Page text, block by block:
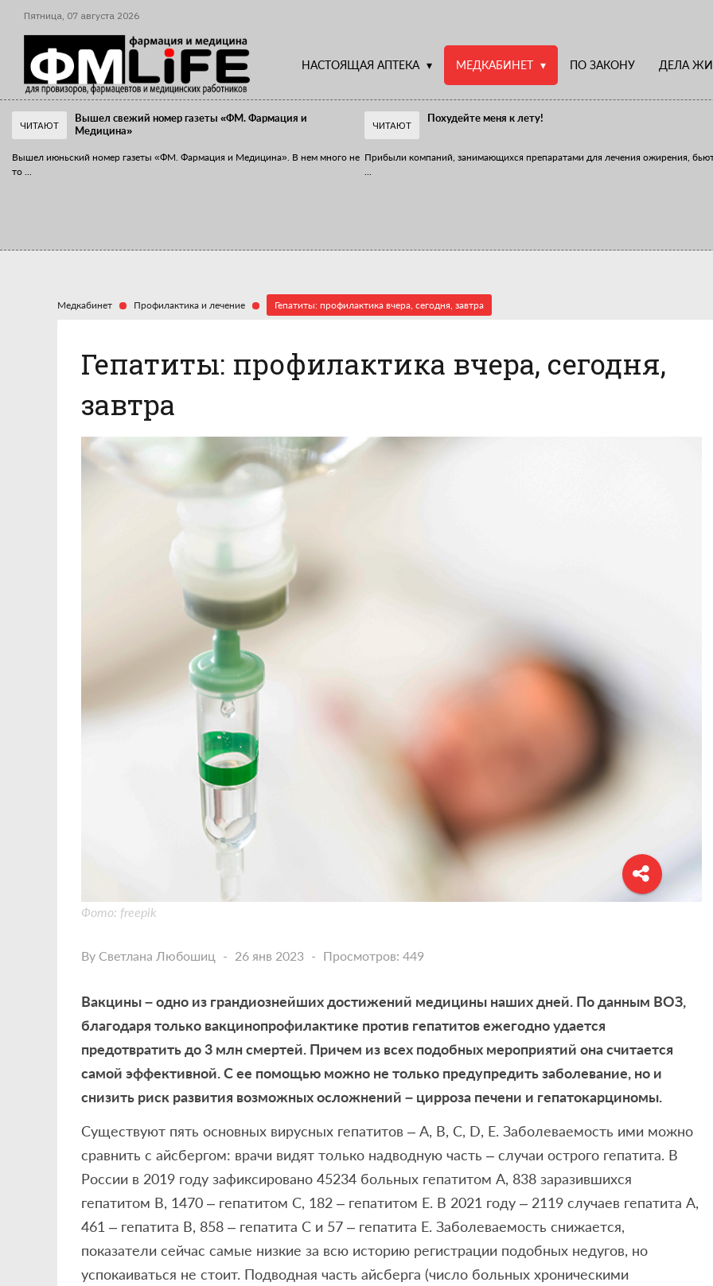
Пятница, 07 августа 2026
НАСТОЯЩАЯ АПТЕКА МЕДКАБИНЕТ ПО ЗАКОНУ ДЕЛА
ЧИТАЮТ
Вышел свежий номер газеты «ФМ. Фармация и
Медицина»
Вышел июньский номер газеты «ФМ. Фармация и Медицина». В нем много не
то
ЧИТАЮТ
Похудейте меня к лету!
Прибыли компаний, занимающихся препаратами для лечения ожирения,
Медкабинет Профилактика и лечение Гепатиты: профилактика вчера, сегодня, завтра
Гепатиты: профилактика вчера, сегодня,
завтра
Фото: freepik
By Светлана Любошиц 26 янв 2023 Просмотров: 449
Вакцины – одно из грандиознейших достижений медицины наших дней. По данным ВОЗ,
благодаря только вакцинопрофилактике против гепатитов ежегодно удается
предотвратить до 3 млн смертей. Причем из всех подобных мероприятий она считается
самой эффективной. С ее помощью можно не только предупредить заболевание, но и
снизить риск развития возможных осложнений – цирроза печени и гепатокарциномы.
Существуют пять основных вирусных гепатитов – А, В, С, D, E. Заболеваемость ими можно
сравнить с айсбергом: врачи видят только надводную часть – случаи острого гепатита. В
России в 2019 году зафиксировано 45234 больных гепатитом А, 838 заразившихся
гепатитом В, 1470 – гепатитом С, 182 – гепатитом Е. В 2021 году – 2119 случаев гепатита А,
461 – гепатита В, 858 – гепатита С и 57 – гепатита Е. Заболеваемость снижается,
показатели сейчас самые низкие за всю историю регистрации подобных недугов, но
успокаиваться не стоит. Подводная часть айсберга (число больных хроническими